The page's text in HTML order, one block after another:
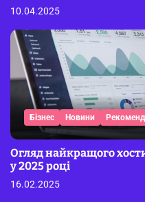
10.04.2025
Бізнес Новини
Огляд найкращого
у 2025 році
16.02.2025